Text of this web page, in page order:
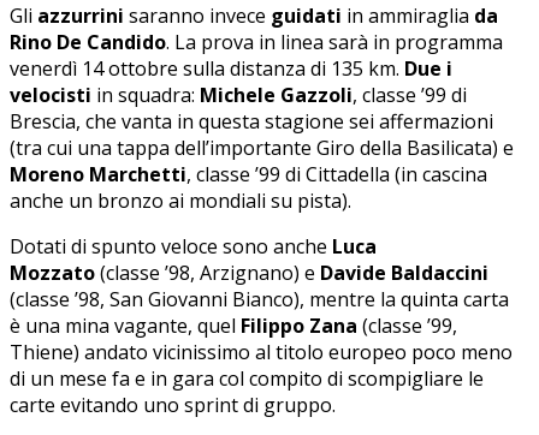
Gli azzurrini saranno invece guidati in ammiraglia da
Rino De Candido. La prova in linea sarà in programma
venerdì 14 ottobre sulla distanza di 135 km. Due i
velocisti in squadra: Michele Gazzoli, classe ’99 di
Brescia, che vanta in questa stagione sei affermazioni
(tra cui una tappa dell’importante Giro della Basilicata) e
Moreno Marchetti, classe ’99 di Cittadella (in cascina
anche un bronzo ai mondiali su pista).
Dotati di spunto veloce sono anche Luca
Mozzato(classe ’98, Arzignano) e Davide Baldaccini
(classe ’98, San Giovanni Bianco), mentre la quinta carta
è una mina vagante, quel Filippo Zana (classe ’99,
Thiene) andato vicinissimo al titolo europeo poco meno
di un mese fa e in gara col compito di scompigliare le
carte evitando uno sprint di gruppo.